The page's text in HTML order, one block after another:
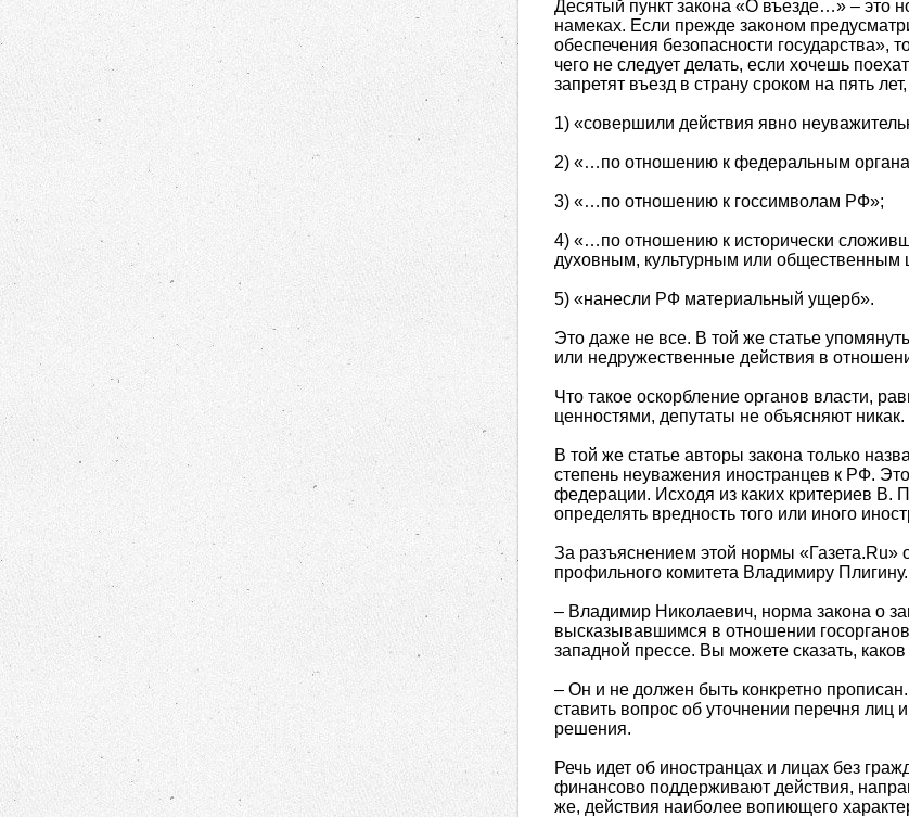
Десятый пункт закона «О въезде…» – это
намеках. Если прежде законом
обеспечения безопасности государства»,
чего не следует делать, если хочешь
запретят въезд в страну сроком на пять
1) «совершили действия явно
2) «…по отношению к федеральным
3) «…по отношению к госсимволам РФ»;
4) «…по отношению к исторически
духовным, культурным или общественным
5) «нанесли РФ материальный ущерб».
Это даже не все. В той же статье
или недружественные действия в
Что такое оскорбление органов власти,
ценностями, депутаты не объясняют никак.
В той же статье авторы закона только
степень неуважения иностранцев к РФ.
федерации. Исходя из каких критериев
определять вредность того или иного
За разъяснением этой нормы «Газета.Ru»
профильного комитета Владимиру
– Владимир Николаевич, норма закона о
высказывавшимся в отношении
западной прессе. Вы можете сказать,
– Он и не должен быть конкретно
ставить вопрос об уточнении перечня
решения.
Речь идет об иностранцах и лицах без
финансово поддерживают действия,
же, действия наиболее вопиющего